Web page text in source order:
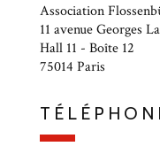
Association
11 avenue Georges
Hall 11 - Boîte 12
75014 Paris